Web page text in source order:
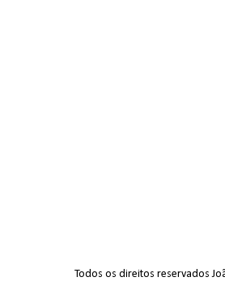
Todos os direitos reservados